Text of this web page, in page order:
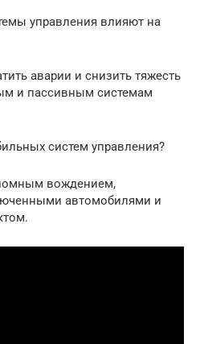
управления влияют на
аварии и снизить тяжесть
и пассивным системам
систем управления?
вождением,
автомобилями и